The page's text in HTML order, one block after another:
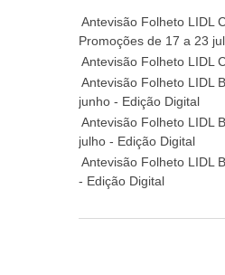
Antevisão Folheto LIDL
Promoções de 17 a 23
Antevisão Folheto LIDL
Antevisão Folheto LIDL
junho - Edição Digital
Antevisão Folheto LIDL
julho - Edição Digital
Antevisão Folheto LIDL
- Edição Digital